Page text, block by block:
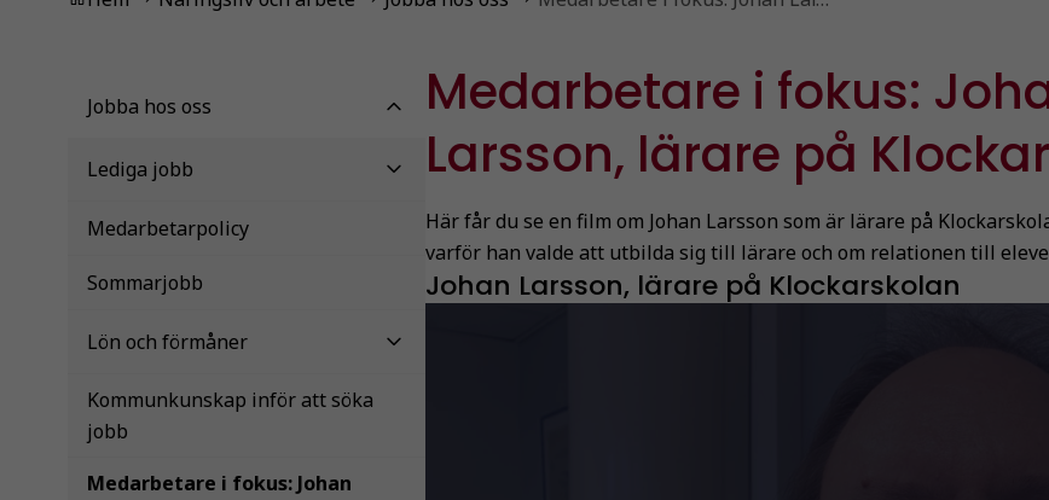
Jobba hos oss
Lediga jobb
Medarbetarpolicy
Sommarjobb
Lön och förmåner
Kommunkunskap inför att söka
jobb
Medarbetare i fokus: Johan
Medarbetare i fokus:
Larsson, lärare på
Här får du se en film om Johan Larsson som är lärare på
varför han valde att utbilda sig till lärare och om relationen till
Johan Larsson, lärare på Klockarskolan